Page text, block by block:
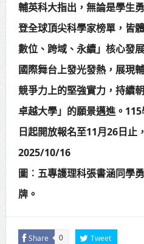
輔英科大指出，無論是學生
登全球頂尖科學家榜單，皆
數位、跨域、永續」核心發
國際舞台上發光發熱，展現
競爭力上的堅強實力，持續
卓越大學」的願景邁進。
日起開放報名至11月26日止
2025/10/16
圖︰五專護理科張書涵同學
牌。
Share 0 Tweet